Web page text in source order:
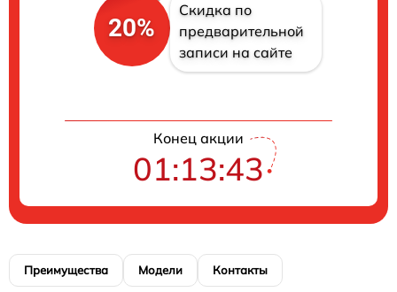
20%
Скидка по
предварительной
записи на сайте
Конец акции
01:13:43
Преимущества Модели Контакты